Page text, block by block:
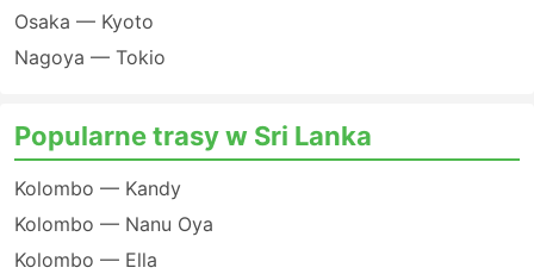
Osaka — Kyoto
Nagoya — Tokio
Popularne trasy w Sri Lanka
Kolombo — Kandy
Kolombo — Nanu Oya
Kolombo — Ella